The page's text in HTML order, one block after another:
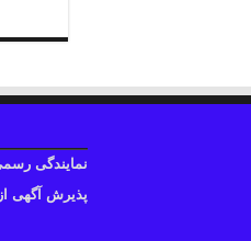
نمایندگی
پذیرش آگهی